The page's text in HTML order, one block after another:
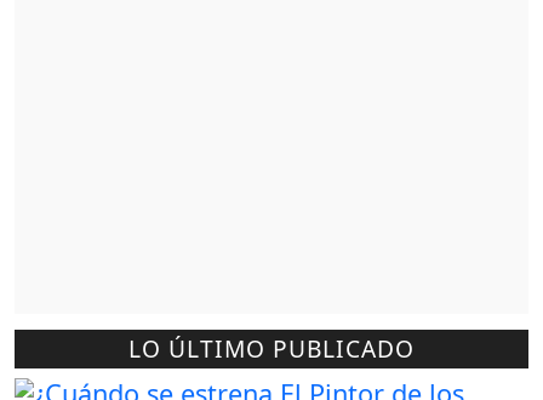
LO ÚLTIMO PUBLICADO